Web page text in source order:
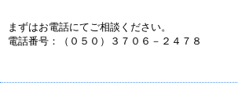
まずはお電話にてご相談ください。
電話番号：（０５０）３７０６－２４７８